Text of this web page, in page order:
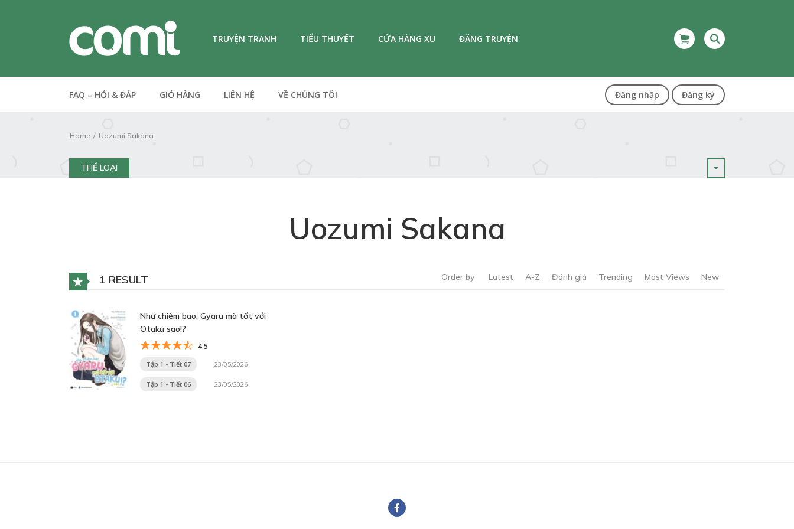
TRUYỆN TRANH TIỂU THUYẾT CỬA HÀNG XU ĐĂNG TRUYỆN
FAQ – HỎI & ĐÁP GIỎ HÀNG LIÊN HỆ VỀ CHÚNG TÔI Đăng nhập Đăng ký
Home Uozumi Sakana
THỂ LOẠI
Uozumi Sakana
1 RESULT Order by Latest A-Z Đánh giá Trending Most Views New
Như chiêm bao, Gyaru mà tốt với
Otaku sao!?
4.5
Tập 1 - Tiết 07 23/05/2026
Tập 1 - Tiết 06 23/05/2026